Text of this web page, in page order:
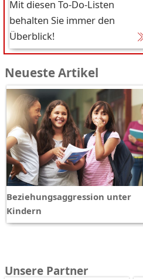
Mit diesen To-Do-Listen
behalten Sie immer den
Überblick!
Neueste Artikel
Beziehungsaggression unter
Kindern
Unsere Partner